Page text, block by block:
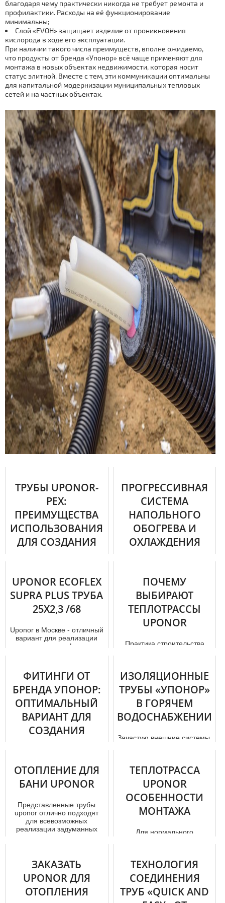
благодаря чему практически никогда не требует ремонта и
профилактики. Расходы на её функционирование
минимальны;
Слой «EVOH» защищает изделие от проникновения
кислорода в ходе его эксплуатации.
При наличии такого числа преимуществ, вполне ожидаемо,
что продукты от бренда «Упонор» всё чаще применяют для
монтажа в новых объектах недвижимости, которая носит
статус элитной. Вместе с тем, эти коммуникации оптимальны
для капитальной модернизации муниципальных тепловых
сетей и на частных объектах.
ТРУБЫ UPONOR-
PEX:
ПРЕИМУЩЕСТВА
ИСПОЛЬЗОВАНИЯ
ДЛЯ СОЗДАНИЯ
Трубы для конструкции
систем водоснабжения и
отопления должны обладать
оптимальными
эксплуатационным...
ПРОГРЕССИВНАЯ
СИСТЕМА
НАПОЛЬНОГО
ОБОГРЕВА И
ОХЛАЖДЕНИЯ
Проблематика локального
микроклимата всегда имеет
актуальность, так как от
температурного режима в
ж...
UPONOR ECOFLEX
SUPRA PLUS ТРУБА
25X2,3 /68
Uponor в Москве - отличный
вариант для реализации
проектов в сфере
ПОЧЕМУ
ВЫБИРАЮТ
ТЕПЛОТРАССЫ
UPONOR
Практика строительства
материалов. Теп...
ФИТИНГИ ОТ
БРЕНДА УПОНОР:
ОПТИМАЛЬНЫЙ
ВАРИАНТ ДЛЯ
СОЗДАНИЯ
Фитинги – это основные
элементы, которые
трубопроводов. Они служат
для со...
ИЗОЛЯЦИОННЫЕ
ТРУБЫ «УПОНОР»
В ГОРЯЧЕМ
ВОДОСНАБЖЕНИИ
Зачастую внешние системы,
градусов Цель...
ОТОПЛЕНИЕ ДЛЯ
БАНИ UPONOR
Представленные тpубы
uponor отлично подходят
для всевозможных
реализации задуманных
ТЕПЛОТРАССА
UPONOR
ОСОБЕННОСТИ
МОНТАЖА
Для нормального
необходима хорошо раз...
ЗАКАЗАТЬ
UPONOR ДЛЯ
ОТОПЛЕНИЯ
ТЕХНОЛОГИЯ
СОЕДИНЕНИЯ
ТРУБ «QUICK AND